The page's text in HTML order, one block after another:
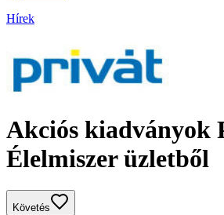
Hírek
Akciós kiadványok
Élelmiszer üzletből
Követés